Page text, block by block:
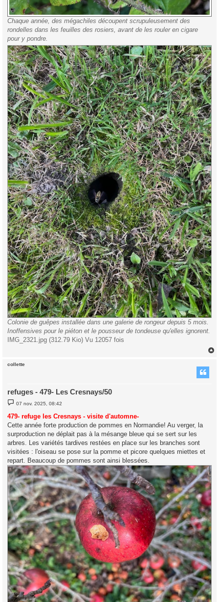
Chaque année, des mégachiles découpent scrupuleusement des
rondelles dans les feuilles des rosiers, avant de les rouler en cigare
pour y pondre.
Colonie de guêpes installée dans une galerie de rongeur depuis 5 mois.
Inoffensives pour le piéton et le pousseur de tondeuse qu'elles ignorent.
IMG_2321.jpg (312.79 Kio) Vu 12057 fois
collette
refuges - 479- Les Cresnays/50
M
e
s
s
a
e
07 nov. 2025, 08:42
479- refuge les Cresnays - visite d'automne-
Cette année forte production de pommes en Normandie! Au verger, la
surproduction ne déplait pas à la mésange bleue qui se sert sur les
arbres. Les variétés tardives restées en place sur les branches sont
visitées : l'oiseau se pose sur la pomme et picore quelques miettes et
repart. Beaucoup de pommes sont ainsi blessées.